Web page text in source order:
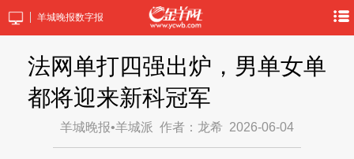
羊城晚报数字报
法网单打四强出炉，男单女单
都将迎来新科冠军
羊城晚报•羊城派 作者：龙希 2026-06-04